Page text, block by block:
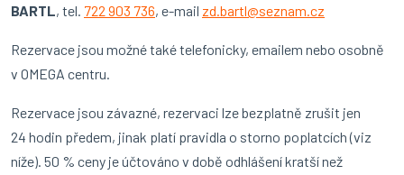
BARTL , tel. 722 903 736, e-mail zd.bartl@seznam.cz
Rezervace jsou možné také telefonicky, emailem nebo osobně
v OMEGA centru.
Rezervace jsou závazné, rezervaci lze bezplatně zrušit jen
24 hodin předem, jinak platí pravidla o storno poplatcích (viz
níže). 50 % ceny je účtováno v době odhlášení kratší než